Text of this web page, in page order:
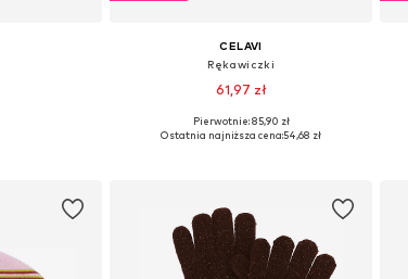
CELAVI
Rękawiczki
61,97 zł
+6
Dostępne rozmiary: XXS-XS, S-M, M-XL
Pierwotnie: 85,90 zł
Ostatnia najniższa cena:54,68 zł